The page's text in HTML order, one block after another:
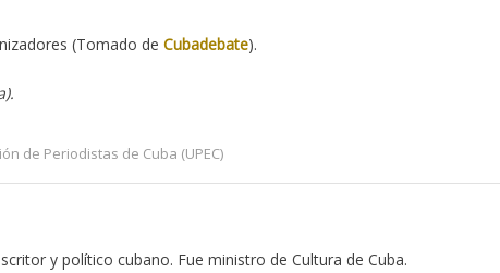
(Tomado de Cubadebate).
de Periodistas de Cuba (UPEC)
y político cubano. Fue ministro de Cultura de Cuba.